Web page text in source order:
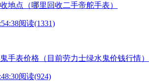
地点（哪里回收二手帝舵手表）
阅读(1331)
手表价格（目前劳力士绿水鬼价钱行情）
阅读(924)